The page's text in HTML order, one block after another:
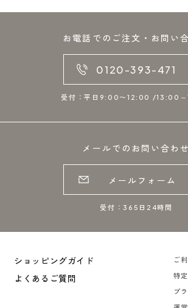
お電話でのご注文・お問い
0120-393-471
受付：平日9:00〜12:00 /13:00
メールでのお問い合わせ
メールフォーム
受付：365日24時間
ショッピングガイド
よくあるご質問
ご
特
プ